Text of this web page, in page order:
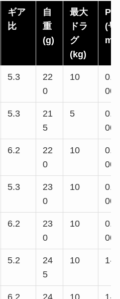
ギア
比
自
重
(g)
最大
ドラ
グ
(kg)
PE
(号-
m)
5.3
22
0
10
00
5.3
21
5
5
00
6.2
22
0
10
00
5.3
23
0
10
00
6.2
23
0
10
00
5.2
24
5
10 1-
6.2 24 10 1-